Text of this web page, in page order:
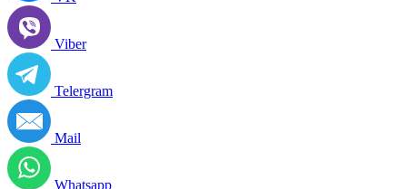
Viber
Telergram
Mail
Whatsapp